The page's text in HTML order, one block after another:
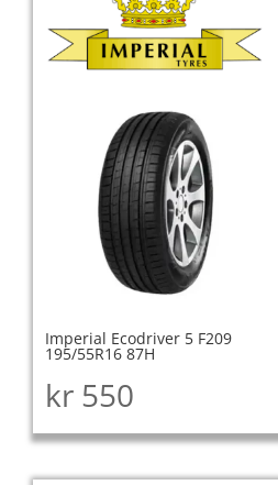
Imperial Ecodriver 5 F209
195/55R16 87H
kr 550